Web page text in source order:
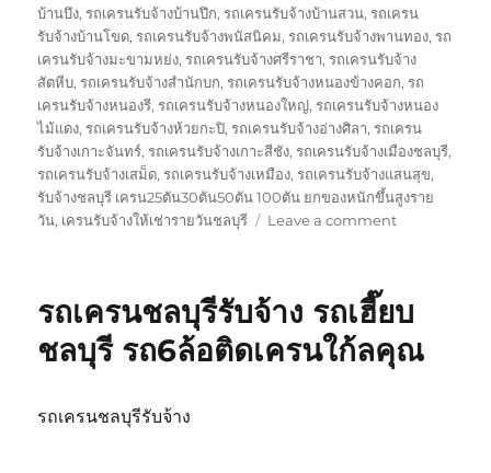
บ้านบึง,รถเครนรับจ้างบ้านปึก,รถเครนรับจ้างบ้านสวน,รถเครน
รับจ้างบ้านโขด,รถเครนรับจ้างพนัสนิคม,รถเครนรับจ้างพานทอง,รถ
เครนรับจ้างมะขามหย่ง,รถเครนรับจ้างศรีราชา,รถเครนรับจ้าง
สัตหีบ,รถเครนรับจ้างสำนักบก,รถเครนรับจ้างหนองข้างคอก,รถ
เครนรับจ้างหนองรี,รถเครนรับจ้างหนองใหญ่,รถเครนรับจ้างหนอง
ไม้แดง,รถเครนรับจ้างห้วยกะปิ,รถเครนรับจ้างอ่างศิลา,รถเครน
รับจ้างเกาะจันทร์,รถเครนรับจ้างเกาะสีชัง,รถเครนรับจ้างเมืองชลบุรี,
รถเครนรับจ้างเสม็ด,รถเครนรับจ้างเหมือง,รถเครนรับจ้างแสนสุข,
รับจ้างชลบุรี เครน25ตัน30ตัน50ตัน 100ตัน ยกของหนักขึ้นสูงราย
วัน, เครนรับจ้างให้เช่ารายวันชลบุรี Leave a commenton
ชลบุรี
เท
รถเครนชลบุรีรับจ้าง รถเฮี๊ยบ
ชลบุรี รถ6ล้อติดเครนใก้ลคุณ
รถเครนชลบุรีรับจ้าง